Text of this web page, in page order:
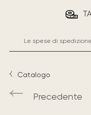
Le spese di
Catalogo
Precedente